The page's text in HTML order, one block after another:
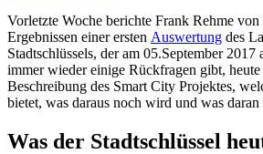
Vorletzte Woche berichte Frank Rehme von
Ergebnissen einer ersten Auswertung des
Stadtschlüssels, der am 05.September 2017
immer wieder einige Rückfragen gibt,
Beschreibung des Smart City Projektes,
bietet, was daraus noch wird und was
Was der Stadtschlüssel